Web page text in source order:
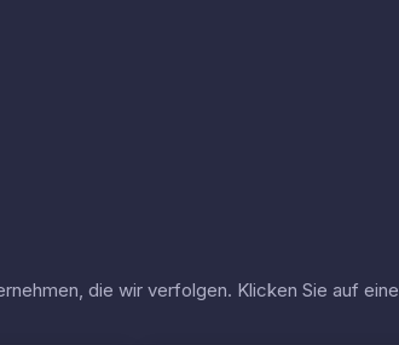
die wir verfolgen. Klicken Sie auf eine